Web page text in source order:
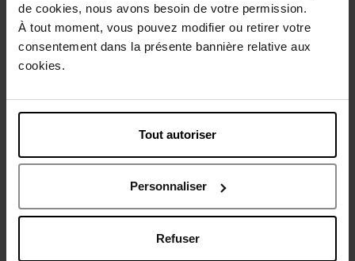
de cookies, nous avons besoin de votre permission.
À tout moment, vous pouvez modifier ou retirer votre
consentement dans la présente bannière relative aux
cookies.
Tout autoriser
Personnaliser
Refuser
Description
Caractéristiques